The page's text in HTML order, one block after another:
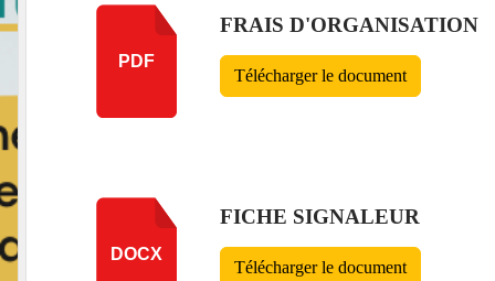
PDF
FRAIS D'ORGANISATION
Télécharger le document
DOCX
FICHE SIGNALEUR
Télécharger le document